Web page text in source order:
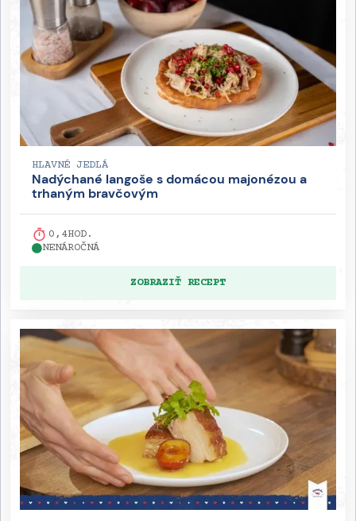
HLAVNÉ JEDLÁ
Nadýchané langoše s domácou majonézou a
trhaným bravčovým
0,4HOD.
NENÁROČNÁ
ZOBRAZIŤ RECEPT